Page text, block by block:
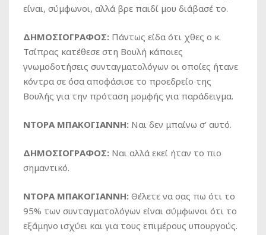
είναι, σύμφωνοι, αλλά βρε παιδί μου διάβασέ το.
ΔΗΜΟΣΙΟΓΡΑΦΟΣ: Πάντως είδα ότι χθες ο κ.
Τσίπρας κατέθεσε στη Βουλή κάποιες
γνωμοδοτήσεις συνταγματολόγων οι οποίες ήτανε
κόντρα σε όσα αποφάσισε το προεδρείο της
Βουλής για την πρόταση μομφής για παράδειγμα.
ΝΤΟΡΑ ΜΠΑΚΟΓΙΑΝΝΗ: Ναι δεν μπαίνω σ’ αυτό.
ΔΗΜΟΣΙΟΓΡΑΦΟΣ: Ναι αλλά εκεί ήταν το πιο
σημαντικό.
ΝΤΟΡΑ ΜΠΑΚΟΓΙΑΝΝΗ: Θέλετε να σας πω ότι το
95% των συνταγματολόγων είναι σύμφωνοι ότι το
εξάμηνο ισχύει και για τους επιμέρους υπουργούς.